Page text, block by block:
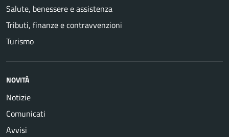
Salute, benessere e assistenza
Tributi, finanze e contravvenzioni
Turismo
NOVITÀ
Notizie
Comunicati
Avvisi